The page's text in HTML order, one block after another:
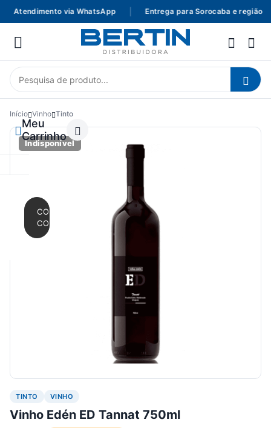
Atendimento via WhatsApp Entrega para Sorocaba e região
Meu
Carrinho
CONTINUAR
COMPRANDO
Início Vinho Tinto
Indisponível
TINTO VINHO
Vinho Edén ED Tannat 750ml